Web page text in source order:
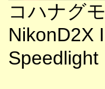
コハナグモ
NikonD2X
Speedlight